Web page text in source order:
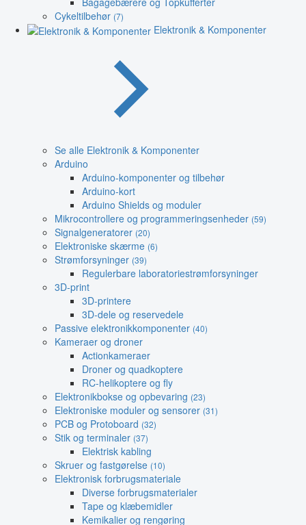
Cykeltilbehør (7)
Elektronik & Komponenter
Se alle Elektronik & Komponenter
Arduino
Arduino-komponenter og tilbehør
Arduino-kort
Arduino Shields og moduler
Mikrocontrollere og programmeringsenheder (59)
Signalgeneratorer (20)
Elektroniske skærme (6)
Strømforsyninger (39)
Regulerbare laboratoriestrømforsyninger
3D-print
3D-printere
3D-dele og reservedele
Passive elektronikkomponenter (40)
Kameraer og droner
Actionkameraer
Droner og quadkoptere
RC-helikoptere og fly
Elektronikbokse og opbevaring (23)
Elektroniske moduler og sensorer (31)
PCB og Protoboard (32)
Stik og terminaler (37)
Elektrisk kabling
Skruer og fastgørelse (10)
Elektronisk forbrugsmateriale
Diverse forbrugsmaterialer
Tape og klæbemidler
Kemikalier og rengøring